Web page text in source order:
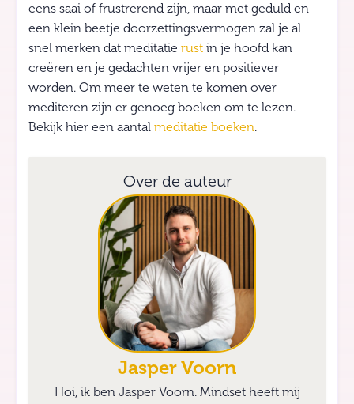
eens saai of frustrerend zijn, maar met geduld en
een klein beetje doorzettingsvermogen zal je al
snel merken dat meditatie rust in je hoofd kan
creëren en je gedachten vrijer en positiever
worden. Om meer te weten te komen over
mediteren zijn er genoeg boeken om te lezen.
Bekijk hier een aantal meditatie boeken.
Over de auteur
Jasper Voorn
Hoi, ik ben Jasper Voorn. Mindset heeft mij